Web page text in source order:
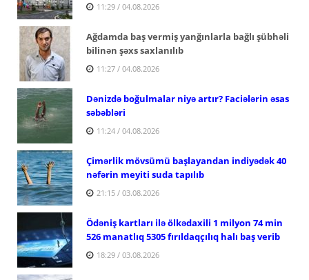
11:29 / 04.08.2026
Ağdamda baş vermiş yanğınlarla bağlı şübhəli
bilinən şəxs saxlanılıb
11:27 / 04.08.2026
Dənizdə boğulmalar niyə artır? Faciələrin əsas
səbəbləri
11:24 / 04.08.2026
Çimərlik mövsümü başlayandan indiyədək 40
nəfərin meyiti suda tapılıb
21:15 / 03.08.2026
Ödəniş kartları ilə ölkədaxili 1 milyon 74 min
526 manatlıq 5305 fırıldaqçılıq halı baş verib
18:29 / 03.08.2026